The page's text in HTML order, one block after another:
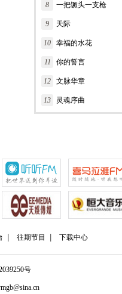
8 一把镢头一支枪
9 天际
10 幸福的水花
11 你的誓言
12 文脉华章
13 灵魂序曲
往期节目 下载中心
号